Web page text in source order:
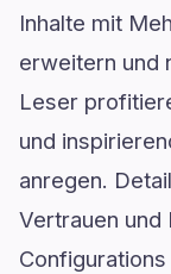
Inhalte mit
erweitern und
Leser
und
anregen.
Vertrauen